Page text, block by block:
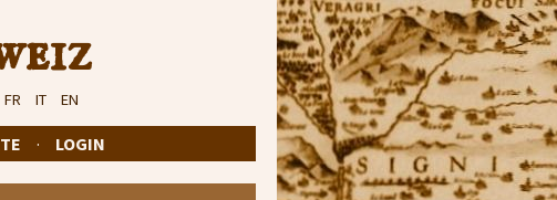
FR IT EN
· LOGIN